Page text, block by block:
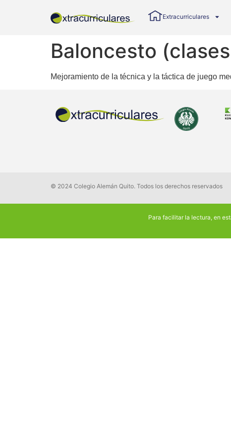
Extracurriculares
Baloncesto
Mejoramiento de la técnica y la táctica de juego
© 2024 Colegio Alemán Quito. Todos los derechos reservados
Para facilitar la lectura, en